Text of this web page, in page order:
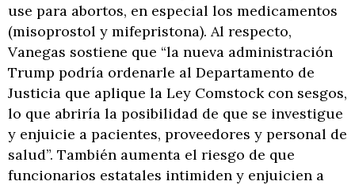
use para abortos, en especial los medicamentos
(misoprostol y mifepristona). Al respecto,
Vanegas sostiene que “la nueva administración
Trump podría ordenarle al Departamento de
Justicia que aplique la Ley Comstock con sesgos,
lo que abriría la posibilidad de que se investigue
y enjuicie a pacientes, proveedores y personal de
salud”. También aumenta el riesgo de que
funcionarios estatales intimiden y enjuicien a